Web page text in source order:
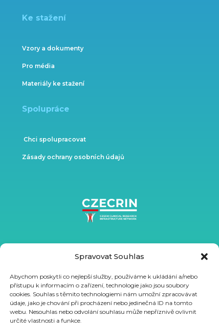
Spravovat Souhlas
Abychom poskytli co nejlepší služby, používáme k ukládání a/nebo
přístupu k informacím o zařízení, technologie jako jsou soubory
cookies. Souhlas s těmito technologiemi nám umožní zpracovávat
údaje, jako je chování při procházení nebo jedinečná ID na tomto
webu. Nesouhlas nebo odvolání souhlasu může nepříznivě ovlivnit
určité vlastnosti a funkce.
Ke stažení
Vzory a dokumenty
Pro média
Materiály ke stažení
Spolupráce
Chci spolupracovat
Zásady ochrany osobních údajů